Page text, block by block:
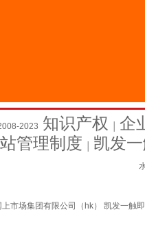
2023 知识产权
企
管理制度
凯发
市场集团有限公司（hk） 凯发一触